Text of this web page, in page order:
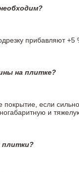
прибавляют +5
на плитке?
если
и
плитки?